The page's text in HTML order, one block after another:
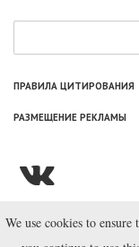
ПРАВИЛА ЦИТИРОВАНИЯ
РАЗМЕЩЕНИЕ РЕКЛАМЫ
© ООО
We use cookies to